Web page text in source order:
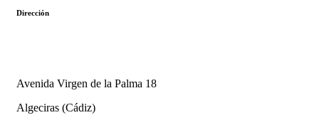
Dirección
Avenida Virgen de la Palma 18
Algeciras (Cádiz)